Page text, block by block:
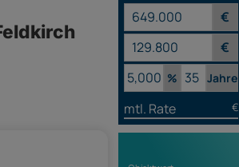
€
€
% Jahre
mtl. Rate €